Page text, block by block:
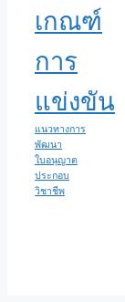
เกณฑ์
การ
แข่งขัน
แนวทางการ
พัฒนา
ใบอนุญาต
ประกอบ
วิชาชีพ